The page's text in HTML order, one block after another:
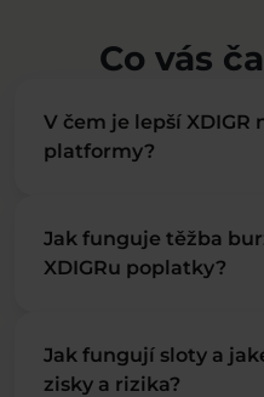
Co vás
V čem je lepší XDIGR
platformy?
Jak funguje těžba
XDIGRu poplatky?
Jak fungují sloty a
zisky a rizika?